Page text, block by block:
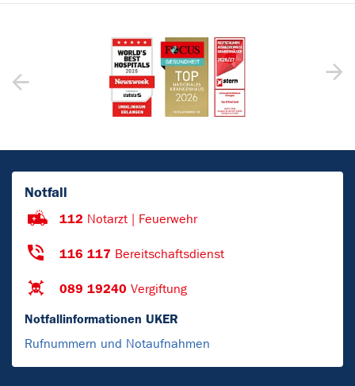
Notfall
112 Notarzt | Feuerwehr
116 117 Bereitschaftsdienst
089 19240 Vergiftung
Notfallinformationen UKER
Rufnummern und Notaufnahmen